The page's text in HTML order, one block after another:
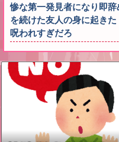
惨な第一発見者になり即
を続けた友人の身に起き
呪われすぎだろ